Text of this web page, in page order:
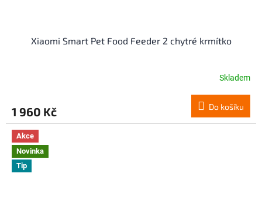
Xiaomi Smart Pet Food Feeder 2 chytré krmítko
Skladem
1 960 Kč Do košíku
Akce
Novinka
Tip